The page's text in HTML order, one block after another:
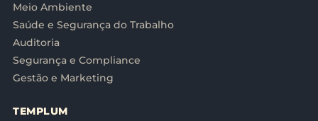
Meio Ambiente
Saúde e Segurança do Trabalho
Auditoria
Segurança e Compliance
Gestão e Marketing
TEMPLUM